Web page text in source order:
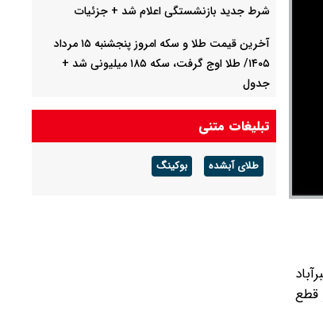
قطع
شرط جدید بازنشستگی اعلام شد + جزئیات
آخرین قیمت طلا و سکه امروز پنجشنبه ۱۵ مرداد
۱۴۰۵/ طلا اوج گرفت، سکه ۱۸۵ میلیونی شد +
جدول
آخرین قیمت دلار امروز پنجشنبه ۱۵ مرداد ۱۴۰۵/
دلار آزاد ۴ هزار تومان ریخت
جزئیات فعالسازی کیف پول ایران اعلام شد
تبلیغات متنی
طلای آبشده بوکینگ